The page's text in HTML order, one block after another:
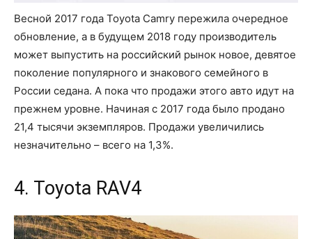
Весной 2017 года Toyota Camry пережила очередное
обновление, а в будущем 2018 году производитель
может выпустить на российский рынок новое, девятое
поколение популярного и знакового семейного в
России седана. А пока что продажи этого авто идут на
прежнем уровне. Начиная с 2017 года было продано
21,4 тысячи экземпляров. Продажи увеличились
незначительно – всего на 1,3%.
4. Toyota RAV4